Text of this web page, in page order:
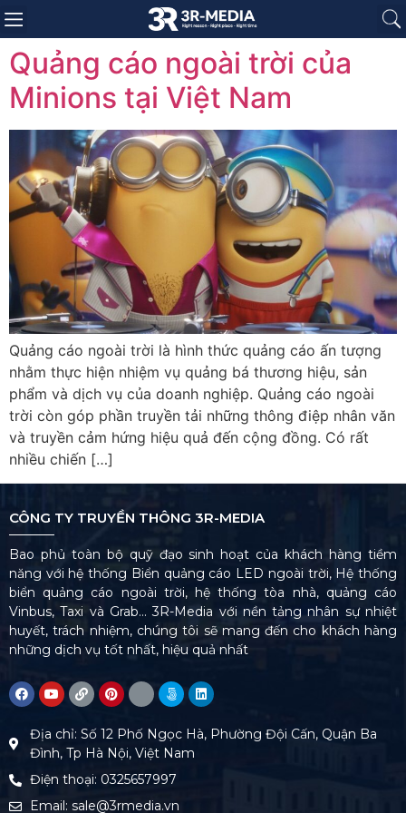
Quảng cáo ngoài trời của
Minions tại Việt Nam
Quảng cáo ngoài trời là hình thức quảng cáo ấn tượng
nhằm thực hiện nhiệm vụ quảng bá thương hiệu, sản
phẩm và dịch vụ của doanh nghiệp. Quảng cáo ngoài
trời còn góp phần truyền tải những thông điệp nhân văn
và truyền cảm hứng hiệu quả đến cộng đồng. Có rất
nhiều chiến […]
CÔNG TY TRUYỀN THÔNG 3R-MEDIA
Bao phủ toàn bộ quỹ đạo sinh hoạt của khách hàng tiềm
năng với hệ thống Biển quảng cáo LED ngoài trời, Hệ thống
biển quảng cáo ngoài trời, hệ thống tòa nhà, quảng cáo
Vinbus, Taxi và Grab… 3R-Media với nền tảng nhân sự nhiệt
huyết, trách nhiệm, chúng tôi sẽ mang đến cho khách hàng
những dịch vụ tốt nhất, hiệu quả nhất
Địa chỉ: Số 12 Phố Ngọc Hà, Phường Đội Cấn, Quận Ba
Đình, Tp Hà Nội, Việt Nam
Điện thoại: 0325657997
Email: sale@3rmedia.vn